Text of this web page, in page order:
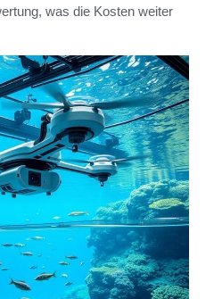
was die Kosten weiter